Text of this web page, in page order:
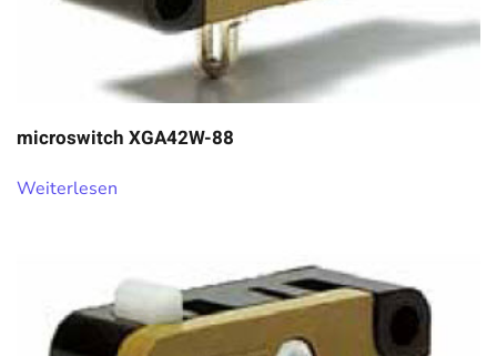
microswitch XGA42W-88
Weiterlesen